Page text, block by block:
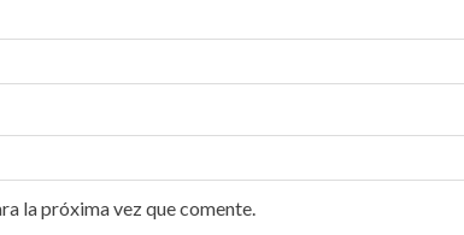
la próxima vez que comente.